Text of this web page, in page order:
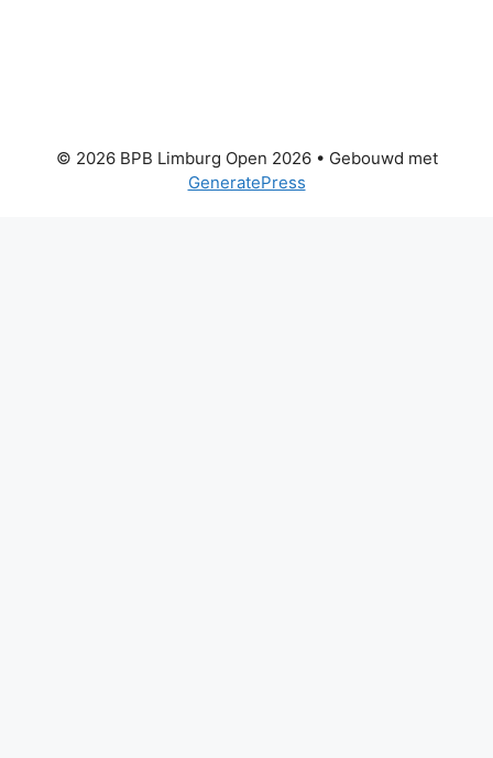
© 2026 BPB Limburg Open 2026• Gebouwd met
GeneratePress